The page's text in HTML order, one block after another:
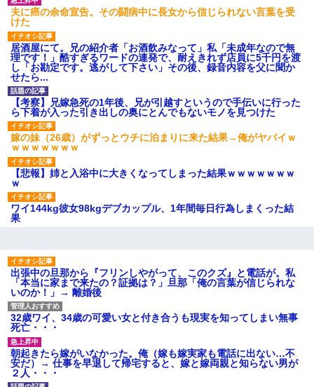
私「ちょっと、人の家の金庫
触らないでよ！」キチママ『そ
こに金庫があったから、開けて
みようとしただけ☆』義兄「泥
は出てけ！二度と来るな！」結
果・・・
私「初めて飲む味だけどなん
のお茶？」彼「ちっ！」私「」
【GIF】JSのカンチョーワロ
タ
後続車にクラクションを鳴ら
され彼氏が逆切れ。「何クラク
ション鳴らしてんだ！降りてこ
いよ！」と怒鳴りだし...
【衝撃】報酬100万円超の治験
募集がこちらｗｗｗｗｗ(※画像
あり)
【ネット騒然】惨殺されたタ
ワマン頂き女子のこの動画、す
げえええええｗｗｗｗｗｗｗｗ
った結果wwwwwwwwwwww
百年の恋12-899 食べた量を
張り合ってくる
【悲報】佐藤輝明・・・２軍
でも盛大にやらかす←あまり悲
しませないでくれ
夫に癌の余命宣告。その闘病中に長女から信じられない言葉を受
けた
居酒屋にて。兄の紹介者「お酒飲みなって」私「未成年なので無
理です！」酷すぎるワードの連発で、耐えきれず店員に5千円を渡
し「お勘定です。逃がして下さい」その後、録音内容を父に聞か
せたら...
【考察】兄嫁急死の1年後、兄が引越すというので手伝いに行った
ら下着が入った引き出しの奥にとんでもないモノを見つけた
嫁の妹（26歳）がずっとウチに泊まりに来た結果→俺がヤバイｗ
ｗｗｗｗｗｗｗ
【悲報】姉と入浴中に大きくなってしまった結果ｗｗｗｗｗｗｗ
ｗ
ワイ144kg彼女98kgデブカップル、1年間毎日行為しまくった結
果
出張中の旦那から『フリンしやがって、このクズ』と電話が。私
「本当に家まで来たの？証拠は？」旦那「俺の言葉が信じられな
いのか！」→ 離婚後
32歳ワイ、34歳の可愛い女と付き合うも現実を知ってしまい無事
死亡・・・
朝起きたら嫁がいなかった。俺（嫁も嫁実家も電話に出ない…不
安だ）→ 仕事を早退して帰宅すると、嫁と嫁両親と知らない男が
２人・・・